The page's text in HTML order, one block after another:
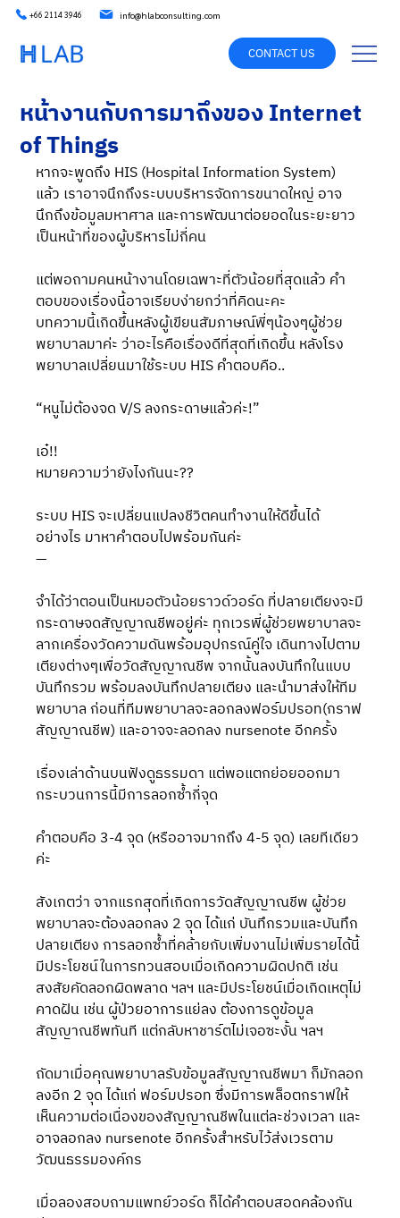
+66 2114 3946 info@hlabconsulting.com
CONTACT US
หน้างานกับการมาถึงของ Internet
of Things
หากจะพูดถึง HIS (Hospital Information System)
แล้ว เราอาจนึกถึงระบบบริหารจัดการขนาดใหญ่ อาจ
นึกถึงข้อมูลมหาศาล และการพัฒนาต่อยอดในระยะยาว
เป็นหน้าที่ของผู้บริหารไม่กี่คน
แต่พอถามคนหน้างานโดยเฉพาะที่ตัวน้อยที่สุดแล้ว คำ
ตอบของเรื่องนี้อาจเรียบง่ายกว่าที่คิดนะคะ
บทความนี้เกิดขึ้นหลังผู้เขียนสัมภาษณ์พี่ๆน้องๆผู้ช่วย
พยาบาลมาค่ะ ว่าอะไรคือเรื่องดีที่สุดที่เกิดขึ้น หลังโรง
พยาบาลเปลี่ยนมาใช้ระบบ HIS คำตอบคือ..
“หนูไม่ต้องจด V/S ลงกระดาษแล้วค่ะ!”
เอ๋!!
หมายความว่ายังไงกันนะ??
ระบบ HIS จะเปลี่ยนแปลงชีวิตคนทำงานให้ดีขึ้นได้
อย่างไร มาหาคำตอบไปพร้อมกันค่ะ
—
จำได้ว่าตอนเป็นหมอตัวน้อยราวด์วอร์ด ที่ปลายเตียงจะมี
กระดาษจดสัญญาณชีพอยู่ค่ะ ทุกเวรพี่ผู้ช่วยพยาบาลจะ
ลากเครื่องวัดความดันพร้อมอุปกรณ์คู่ใจ เดินทางไปตาม
เตียงต่างๆเพื่อวัดสัญญาณชีพ จากนั้นลงบันทึกในแบบ
บันทึกรวม พร้อมลงบันทึกปลายเตียง และนำมาส่งให้ทีม
พยาบาล ก่อนที่ทีมพยาบาลจะลอกลงฟอร์มปรอท(กราฟ
สัญญาณชีพ) และอาจจะลอกลง nursenote อีกครั้ง
เรื่องเล่าด้านบนฟังดูธรรมดา แต่พอแตกย่อยออกมา
กระบวนการนี้มีการลอกซ้ำกี่จุด
คำตอบคือ 3-4 จุด (หรืออาจมากถึง 4-5 จุด) เลยทีเดียว
ค่ะ
สังเกตว่า จากแรกสุดที่เกิดการวัดสัญญาณชีพ ผู้ช่วย
พยาบาลจะต้องลอกลง 2 จุด ได้แก่ บันทึกรวมและบันทึก
ปลายเตียง การลอกซ้ำที่คล้ายกับเพิ่มงานไม่เพิ่มรายได้นี้
มีประโยชน์ในการทวนสอบเมื่อเกิดความผิดปกติ เช่น
สงสัยคัดลอกผิดพลาด ฯลฯ และมีประโยชน์เมื่อเกิดเหตุไม่
คาดฝัน เช่น ผู้ป่วยอาการแย่ลง ต้องการดูข้อมูล
สัญญาณชีพทันที แต่กลับหาชาร์ตไม่เจอซะงั้น ฯลฯ
ถัดมาเมื่อคุณพยาบาลรับข้อมูลสัญญาณชีพมา ก็มักลอก
ลงอีก 2 จุด ได้แก่ ฟอร์มปรอท ซึ่งมีการพล็อตกราฟให้
เห็นความต่อเนื่องของสัญญาณชีพในแต่ละช่วงเวลา และ
อาจลอกลง nursenote อีกครั้งสำหรับไว้ส่งเวรตาม
วัฒนธรรมองค์กร
เมื่อลองสอบถามแพทย์วอร์ด ก็ได้คำตอบสอดคล้องกัน